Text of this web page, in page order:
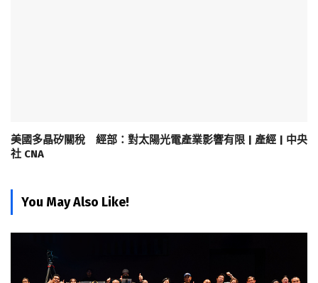
美國多晶矽關稅 經部：對太陽光電產業影響有限 | 產經 | 中央
社 CNA
You May Also Like!